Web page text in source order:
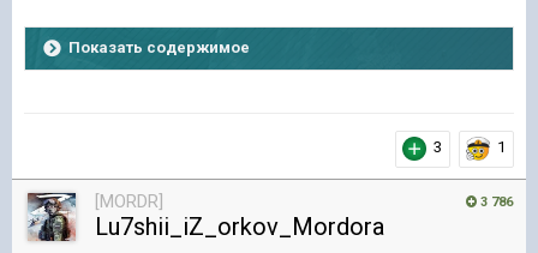
Показать содержимое
3 1
3 786
[MORDR]
Lu7shii_iZ_orkov_Mordora